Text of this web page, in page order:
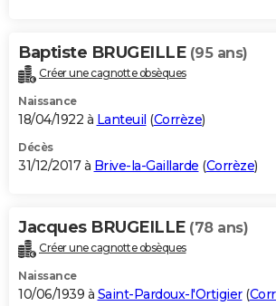
Baptiste BRUGEILLE (95 ans)
Créer une cagnotte obsèques
Naissance
18/04/1922 à Lanteuil (Corrèze)
Décès
31/12/2017 à Brive-la-Gaillarde (Corrèze)
Jacques BRUGEILLE (78 ans)
Créer une cagnotte obsèques
Naissance
10/06/1939 à Saint-Pardoux-l'Ortigier(